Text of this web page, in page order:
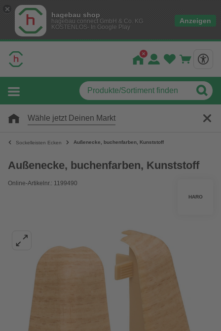
hagebau shop
hagebau connect GmbH & Co. KG
KOSTENLOS- In Google Play
Anzeigen
Wähle jetzt Deinen Markt
Sockelleisten Ecken Außenecke, buchenfarben, Kunststoff
Außenecke, buchenfarben, Kunststoff
Online-Artikelnr.: 1199490
HARO